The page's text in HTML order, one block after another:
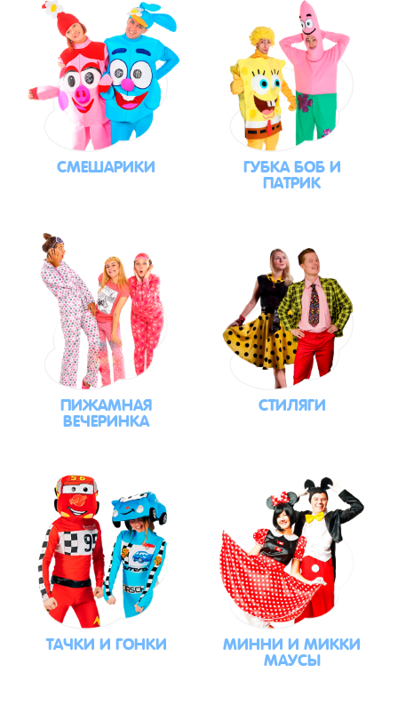
СМЕШАРИКИ ГУБКА БОБ И
ПАТРИК
ПИЖАМНАЯ
ВЕЧЕРИНКА СТИЛЯГИ
ТАЧКИ И ГОНКИ МИННИ И МИККИ
МАУСЫ